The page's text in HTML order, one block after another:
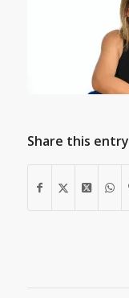
Share this entry